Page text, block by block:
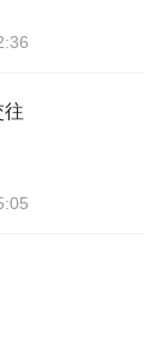
往